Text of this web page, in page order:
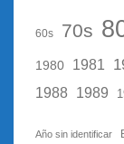
60s 70s
1980 1981
1988 1989
Año sin identificar